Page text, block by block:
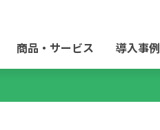
商品・サービス 導入事例